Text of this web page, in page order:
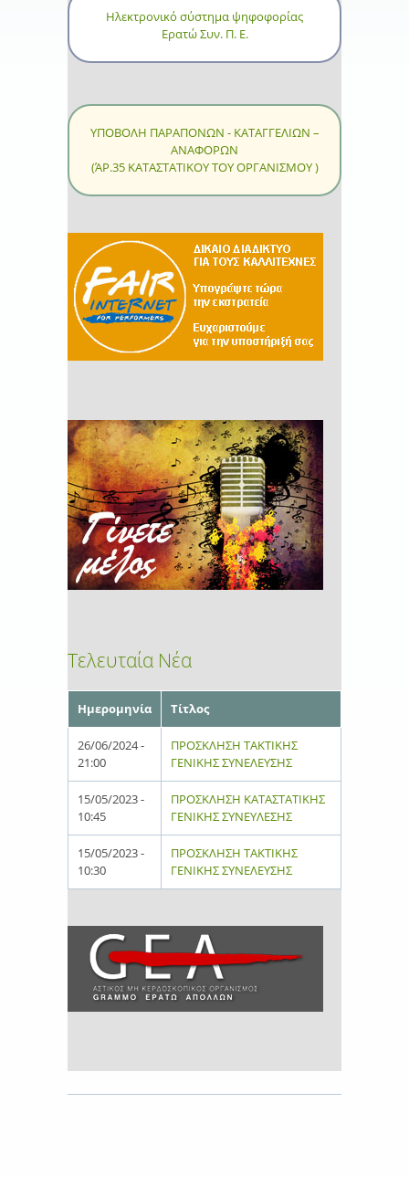
Ηλεκτρονικό σύστημα ψηφοφορίας
Ερατώ Συν. Π. Ε.
ΥΠΟΒΟΛΗ ΠΑΡΑΠΟΝΩΝ - ΚΑΤΑΓΓΕΛΙΩΝ –
ΑΝΑΦΟΡΩΝ
(ΆΡ.35 ΚΑΤΑΣΤΑΤΙΚΟΥ ΤΟΥ ΟΡΓΑΝΙΣΜΟΥ )
Τελευταία Νέα
Ημερομηνία Τίτλος
26/06/2024 -
21:00
ΠΡΟΣΚΛΗΣΗ ΤΑΚΤΙΚΗΣ
ΓΕΝΙΚΗΣ ΣΥΝΕΛΕΥΣΗΣ
15/05/2023 -
10:45
ΠΡΟΣΚΛΗΣΗ ΚΑΤΑΣΤΑΤΙΚΗΣ
ΓΕΝΙΚΗΣ ΣΥΝΕΥΛΕΣΗΣ
15/05/2023 -
10:30
ΠΡΟΣΚΛΗΣΗ ΤΑΚΤΙΚΗΣ
ΓΕΝΙΚΗΣ ΣΥΝΕΛΕΥΣΗΣ